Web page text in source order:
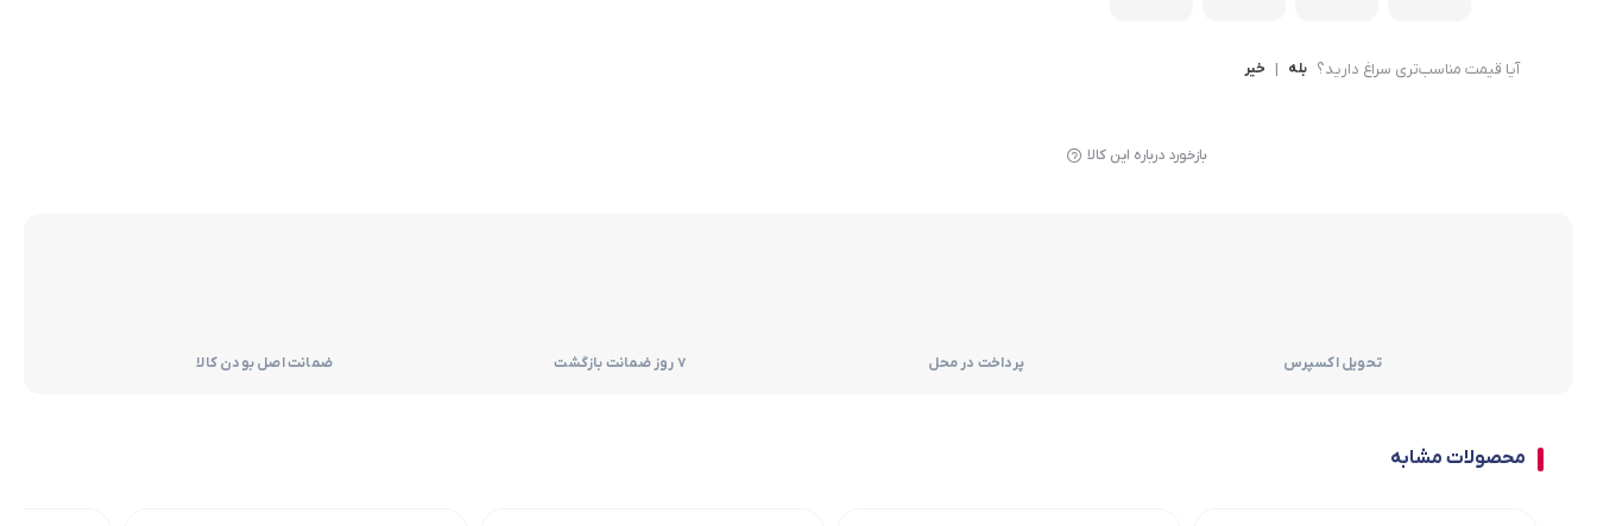
لوازم برقی خانه و اشپزخانه
ترازو
آیا قیمت مناسب‌تری سراغ دارید؟ بله | خیر
بازخورد درباره این کالا
تحویل اکسپرس پرداخت در محل ۷ روز ضمانت بازگشت ضمانت اصل بودن کالا
محصولات مشابه